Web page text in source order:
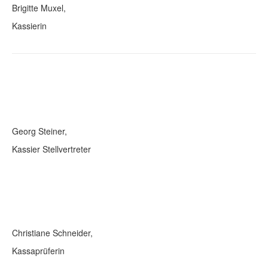
Brigitte Muxel,
Kassierin
Georg Steiner,
Kassier Stellvertreter
Christiane Schneider,
Kassaprüferin